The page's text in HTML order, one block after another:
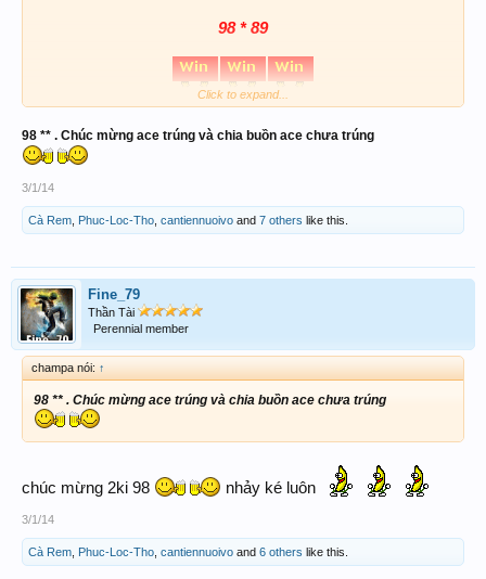
98 * 89
Click to expand...
98 ** . Chúc mừng ace trúng và chia buồn ace chưa trúng
3/1/14
Cà Rem Phuc-Loc-Tho cantiennuoivo and 7 others like this.
Fine_79
Thần Tài
Perennial member
champa nói: ↑
98 ** . Chúc mừng ace trúng và chia buồn ace chưa trúng
chúc mừng 2ki 98 nhảy ké luôn
3/1/14
Cà Rem Phuc-Loc-Tho cantiennuoivo and 6 others like this.